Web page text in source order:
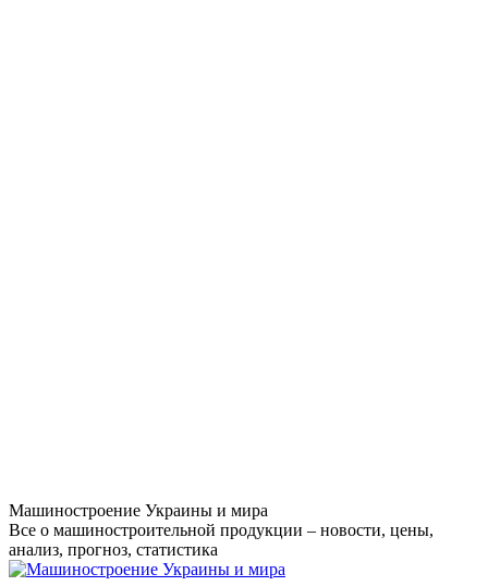
Перейти
к
содержанию
Машиностроение Украины и мира
Все о машиностроительной продукции – новости, цены,
анализ, прогноз, статистика